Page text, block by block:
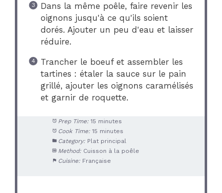
Dans la même poêle, faire revenir les
oignons jusqu'à ce qu'ils soient
dorés. Ajouter un peu d'eau et laisser
réduire.
Trancher le boeuf et assembler les
tartines : étaler la sauce sur le pain
grillé, ajouter les oignons caramélisés
et garnir de roquette.
Prep Time: 15 minutes
Cook Time: 15 minutes
Category: Plat principal
Method: Cuisson à la poêle
Cuisine: Française